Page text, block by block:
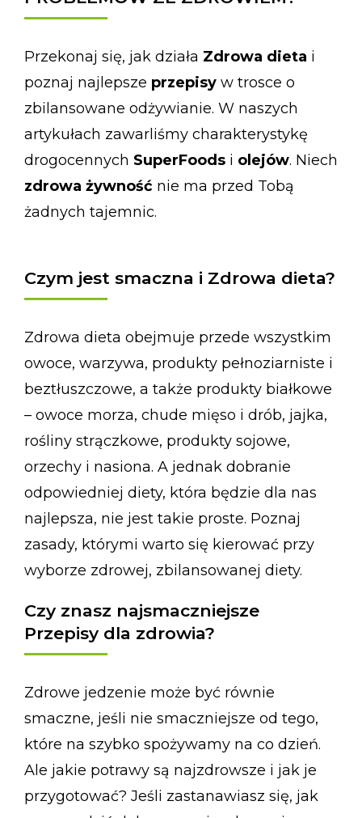
Przekonaj się, jak działa Zdrowa dieta i
poznaj najlepsze przepisy w trosce o
zbilansowane odżywianie. W naszych
artykułach zawarliśmy charakterystykę
drogocennych SuperFoods i olejów. Niech
zdrowa żywność nie ma przed Tobą
żadnych tajemnic.
Czym jest smaczna i Zdrowa dieta?
Zdrowa dieta obejmuje przede wszystkim
owoce, warzywa, produkty pełnoziarniste i
beztłuszczowe, a także produkty białkowe
– owoce morza, chude mięso i drób, jajka,
rośliny strączkowe, produkty sojowe,
orzechy i nasiona. A jednak dobranie
odpowiedniej diety, która będzie dla nas
najlepsza, nie jest takie proste. Poznaj
zasady, którymi warto się kierować przy
wyborze zdrowej, zbilansowanej diety.
Czy znasz najsmaczniejsze
Przepisy dla zdrowia?
Zdrowe jedzenie może być równie
smaczne, jeśli nie smaczniejsze od tego,
które na szybko spożywamy na co dzień.
Ale jakie potrawy są najzdrowsze i jak je
przygotować? Jeśli zastanawiasz się, jak